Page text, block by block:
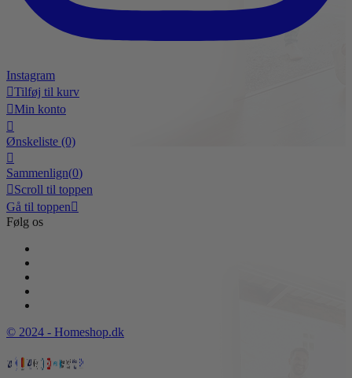
Instagram
Tilføj til kurv
Min konto

Ønskeliste (0)

Sammenlign(0)
 Scroll til toppen
Gå til toppen
Følg os
© 2024 - Homeshop.dk